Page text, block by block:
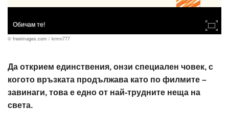
Обичам те!
© freeimages.com / krmn777
Да открием единствения, онзи специален човек, с
когото връзката продължава като по филмите –
завинаги, това е едно от най-трудните неща на
света.